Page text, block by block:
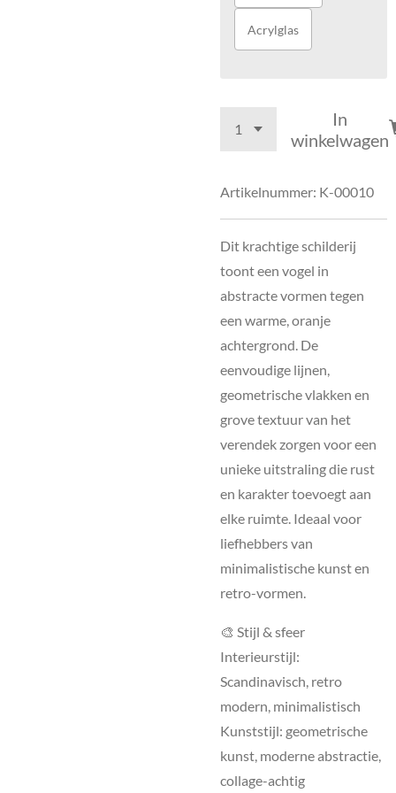
Acrylglas
In
winkelwagen
Artikelnummer: K-00010
Dit krachtige schilderij
toont een vogel in
abstracte vormen tegen
een warme, oranje
achtergrond. De
eenvoudige lijnen,
geometrische vlakken en
grove textuur van het
verendek zorgen voor een
unieke uitstraling die rust
en karakter toevoegt aan
elke ruimte. Ideaal voor
liefhebbers van
minimalistische kunst en
retro-vormen.
🎨 Stijl & sfeer
Interieurstijl:
Scandinavisch, retro
modern, minimalistisch
Kunststijl: geometrische
kunst, moderne abstractie,
collage-achtig